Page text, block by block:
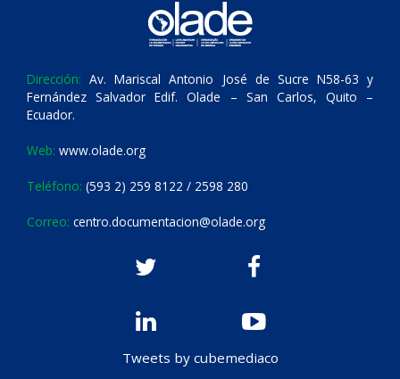
Dirección: Av. Mariscal Antonio José de Sucre N58-63 y
Fernández Salvador Edif. Olade – San Carlos, Quito –
Ecuador.
Web: www.olade.org
Teléfono: (593 2) 259 8122 / 2598 280
Correo: centro.documentacion@olade.org
Tweets by cubemediaco